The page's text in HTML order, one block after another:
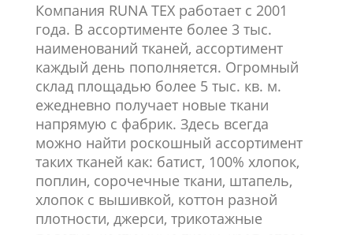
Компания RUNA TEX работает с 2001
года. В ассортименте более 3 тыс.
наименований тканей, ассортимент
каждый день пополняется. Огромный
склад площадью более 5 тыс. кв. м.
ежедневно получает новые ткани
напрямую с фабрик. Здесь всегда
можно найти роскошный ассортимент
таких тканей как: батист, 100% хлопок,
поплин, сорочечные ткани, штапель,
хлопок с вышивкой, коттон разной
плотности, джерси, трикотажные